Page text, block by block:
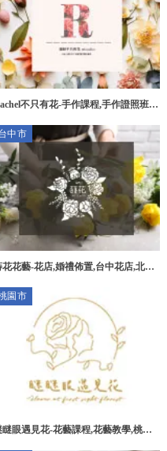
不只有花-手作課程,手作證照班,
中市
花花藝-花店,婚禮佈置,台中花店,北區
園市
瞇眼遇見花-花藝課程,花藝教學,桃園